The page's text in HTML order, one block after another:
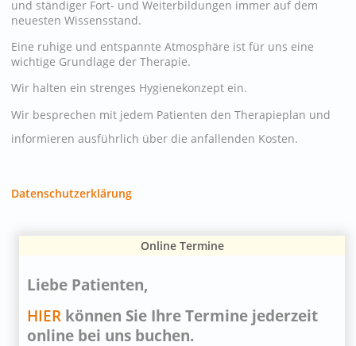
und ständiger Fort- und Weiterbildungen immer auf dem
neuesten Wissensstand.
Eine ruhige und entspannte Atmosphäre ist für uns eine
wichtige Grundlage der Therapie.
Wir halten ein strenges Hygienekonzept ein.
Wir besprechen mit jedem Patienten den Therapieplan und
informieren ausführlich über die anfallenden Kosten.
Datenschutzerklärung
Online Termine
Liebe Patienten,
HIER können Sie Ihre Termine jederzeit
online bei uns buchen.